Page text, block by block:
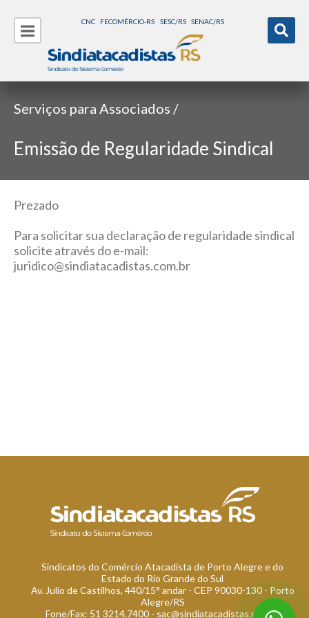
CNC FECOMÉRCIO-RS SESC/RS SENAC/RS
Serviços para Associados /
Emissão de Regularidade Sindical
Prezado
Para solicitar sua declaração de regularidade sindical
solicite através do e-mail:
juridico@sindiatacadistas.com.br
Sindicatos do Comércio Atacadista de Porto Alegre e do
Estado do Rio Grande do Sul
Av. Julio de Castilhos, 440/15° andar - CEP 90030-130 - Porto
Alegre/RS
Fone/Fax: 51 3214.7400 - sac@sindiatacadistas.com.br